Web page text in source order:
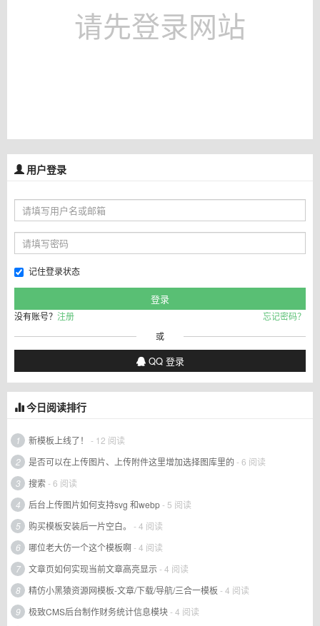
请先登录网站
用户登录
记住登录状态
没有账号？ 注册
忘记密码？
或
QQ 登录
今日阅读排行
1 新模板上线了！
- 12 阅读
2
是否可以在上传图片、上传附件这里增加选择图库里的 - 6 阅读
3
搜索- 6 阅读
4
后台上传图片如何支持svg 和webp- 5 阅读
5
购买模板安装后一片空白。
- 4 阅读
6
哪位老大仿一个这个模板啊- 4 阅读
7
文章页如何实现当前文章高亮显示- 4 阅读
8
精仿小黑猿资源网模板-文章/下载/导航/三合一模板 - 4 阅读
9
极致CMS后台制作财务统计信息模块- 4 阅读